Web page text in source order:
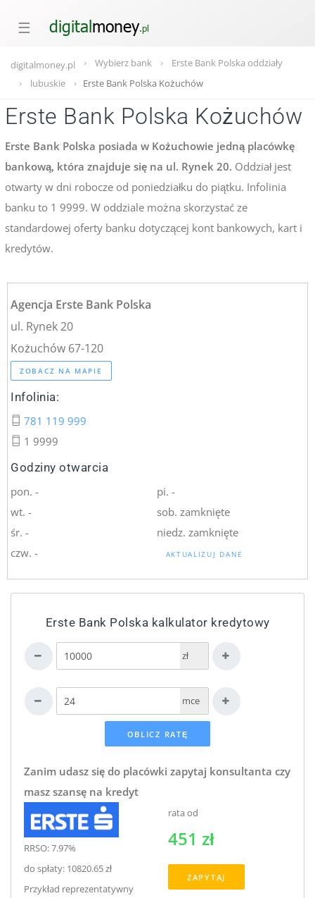
☰
digitalmoney.pl Wybierz bank
Erste Bank Polska oddziały
lubuskie
Erste Bank Polska Kożuchów
Erste Bank Polska Kożuchów
Erste Bank Polska posiada w Kożuchowie jedną placówkę
bankową, która znajduje się na ul. Rynek 20. Oddział jest
otwarty w dni robocze od poniedziałku do piątku. Infolinia
banku to 1 9999. W oddziale można skorzystać ze
standardowej oferty banku dotyczącej kont bankowych, kart i
kredytów.
Agencja Erste Bank Polska
ul. Rynek 20
Kożuchów 67-120
ZOBACZ NA MAPIE
Infolinia:
781 119 999
1 9999
Godziny otwarcia
pon. -
wt. -
śr. -
czw. -
pi. -
sob. zamknięte
niedz. zamknięte
AKTUALIZUJ DANE
Erste Bank Polska kalkulator kredytowy
zł
mce
Zanim udasz się do placówki zapytaj konsultanta czy
masz szansę na kredyt
RRSO: 7.97%
do spłaty: 10820.65 zł
Przykład reprezentatywny
rata od
451 zł
ZAPYTAJ